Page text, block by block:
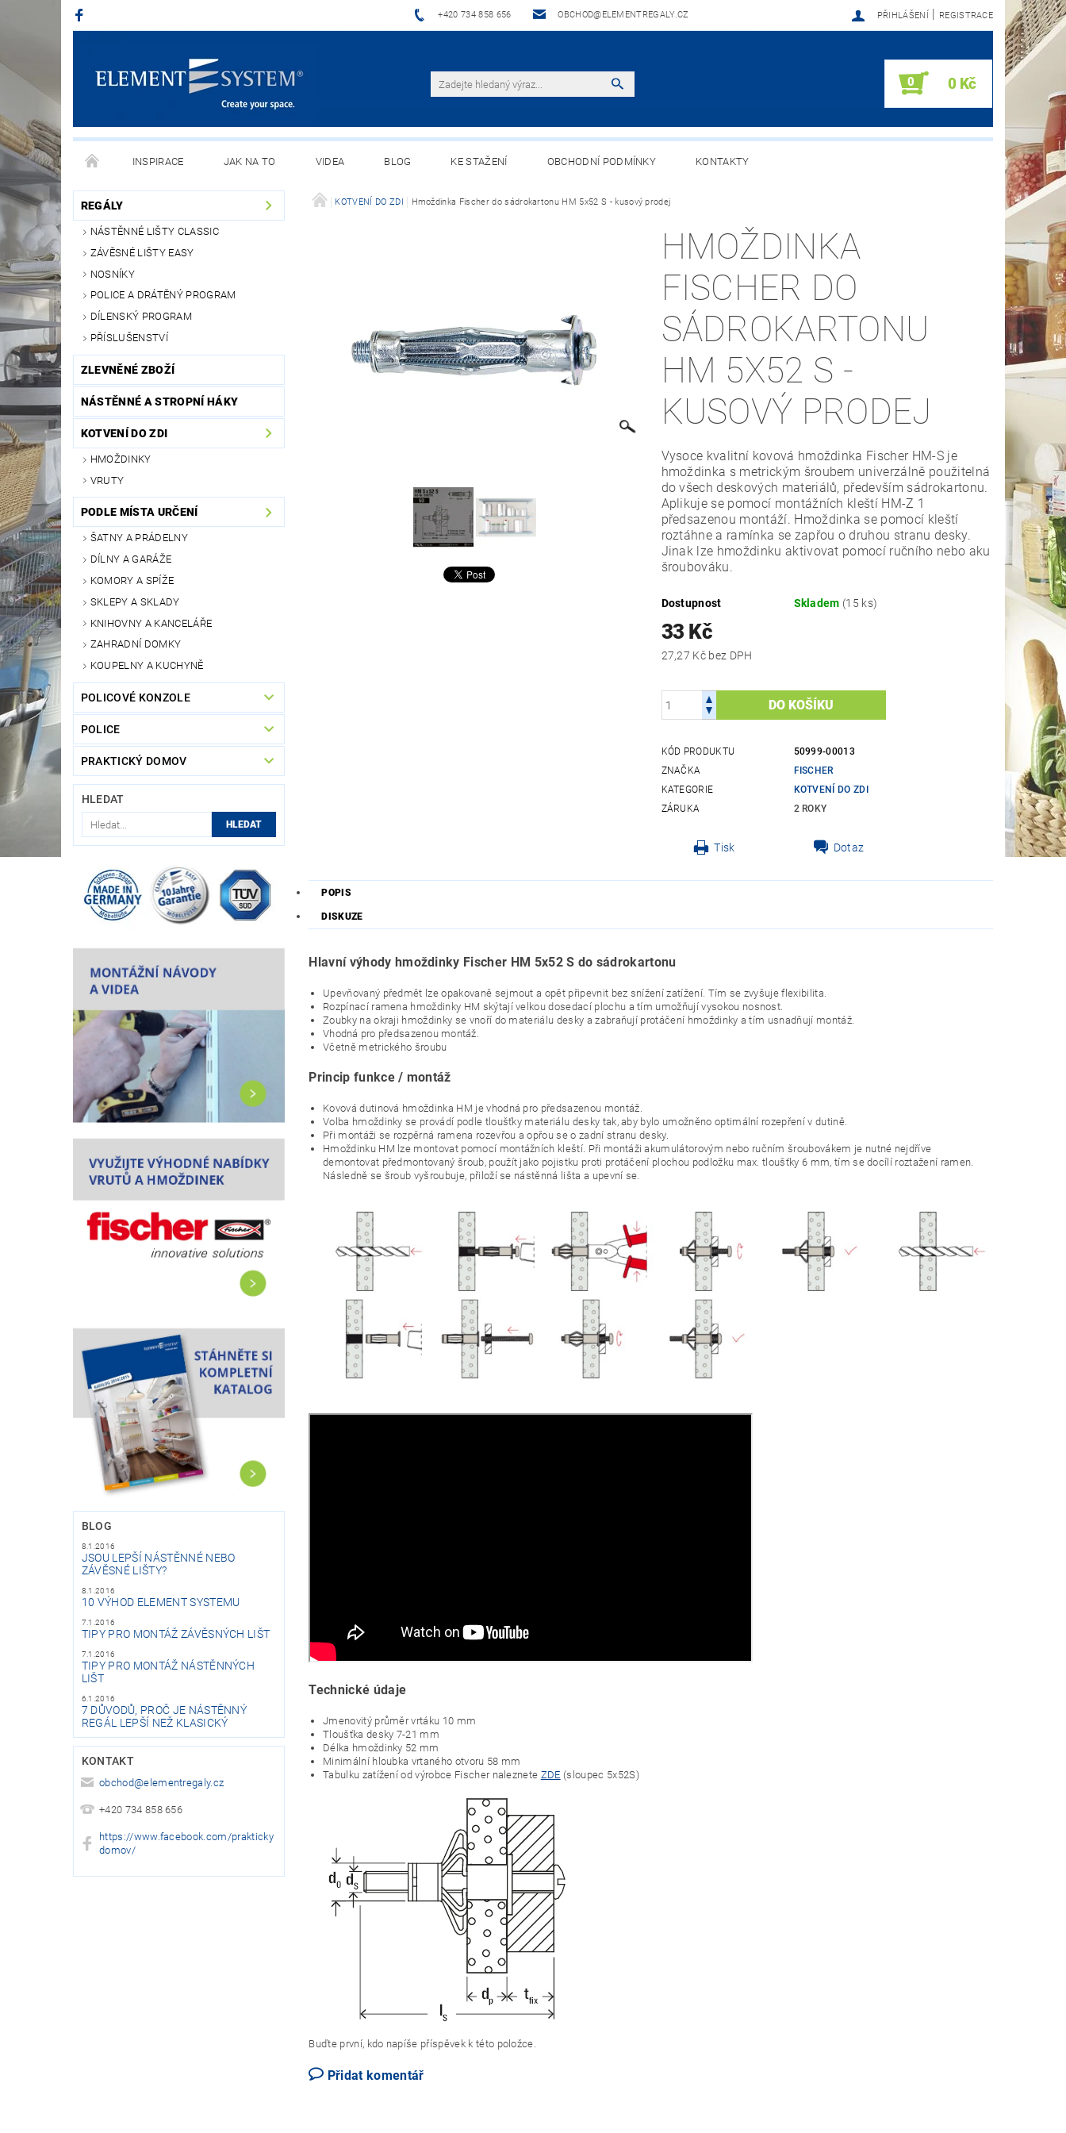
+420 734 858 656 OBCHOD@ELEMENTREGALY.CZ PŘIHLÁŠENÍ | REGISTRACE
0 0 Kč
INSPIRACE JAK NA TO VIDEA BLOG KE STAŽENÍ OBCHODNÍ PODMÍNKY KONTAKTY
REGÁLY
NÁSTĚNNÉ LIŠTY CLASSIC
ZÁVĚSNÉ LIŠTY EASY
NOSNÍKY
POLICE A DRÁTĚNÝ PROGRAM
DÍLENSKÝ PROGRAM
PŘÍSLUŠENSTVÍ
ZLEVNĚNÉ ZBOŽÍ
NÁSTĚNNÉ A STROPNÍ HÁKY
KOTVENÍ DO ZDI
HMOŽDINKY
VRUTY
PODLE MÍSTA URČENÍ
ŠATNY A PRÁDELNY
DÍLNY A GARÁŽE
KOMORY A SPÍŽE
SKLEPY A SKLADY
KNIHOVNY A KANCELÁŘE
ZAHRADNÍ DOMKY
KOUPELNY A KUCHYNĚ
POLICOVÉ KONZOLE
POLICE
PRAKTICKÝ DOMOV
HLEDAT
BLOG
8.1.2016
JSOU LEPŠÍ NÁSTĚNNÉ NEBO
ZÁVĚSNÉ LIŠTY?
8.1.2016
10 VÝHOD ELEMENT SYSTEMU
7.1.2016
TIPY PRO MONTÁŽ ZÁVĚSNÝCH LIŠT
7.1.2016
TIPY PRO MONTÁŽ NÁSTĚNNÝCH
LIŠT
6.1.2016
7 DŮVODŮ, PROČ JE NÁSTĚNNÝ
REGÁL LEPŠÍ NEŽ KLASICKÝ
KONTAKT
obchod@elementregaly.cz
+420 734 858 656
https://www.facebook.com/prakticky
domov/
KOTVENÍ DO ZDI Hmoždinka Fischer do sádrokartonu HM 5x52 S - kusový prodej
HMOŽDINKA
FISCHER DO
SÁDROKARTONU
HM 5X52 S -
KUSOVÝ PRODEJ
Vysoce kvalitní kovová hmoždinka Fischer HM-S je
hmoždinka s metrickým šroubem univerzálně použitelná
do všech deskových materiálů, především sádrokartonu.
Aplikuje se pomocí montážních kleští HM-Z 1
předsazenou montáží. Hmoždinka se pomocí kleští
roztáhne a ramínka se zapřou o druhou stranu desky.
Jinak lze hmoždinku aktivovat pomocí ručního nebo aku
šroubováku.
Dostupnost Skladem (15 ks)
33 Kč
27,27 Kč bez DPH
KÓD PRODUKTU
50999-00013
ZNAČKA
FISCHER
KATEGORIE
KOTVENÍ DO ZDI
ZÁRUKA
2 ROKY
Tisk Dotaz
POPIS
DISKUZE
Hlavní výhody hmoždinky Fischer HM 5x52 S do sádrokartonu
Upevňovaný předmět lze opakovaně sejmout a opět připevnit bez snížení zatížení. Tím se zvyšuje flexibilita.
Rozpínací ramena hmoždinky HM skýtají velkou dosedací plochu a tím umožňují vysokou nosnost.
Zoubky na okraji hmoždinky se vnoří do materiálu desky a zabraňují protáčení hmoždinky a tím usnadňují montáž.
Vhodná pro předsazenou montáž.
Včetně metrického šroubu
Princip funkce / montáž
Kovová dutinová hmoždinka HM je vhodná pro předsazenou montáž.
Volba hmoždinky se provádí podle tloušťky materiálu desky tak, aby bylo umožněno optimální rozepření v dutině.
Při montáži se rozpěrná ramena rozevřou a opřou se o zadní stranu desky.
Hmoždinku HM lze montovat pomocí montážních kleští. Při montáži akumulátorovým nebo ručním šroubovákem je nutné nejdříve
demontovat předmontovaný šroub, použít jako pojistku proti protáčení plochou podložku max. tloušťky 6 mm, tím se docílí roztažení ramen.
Následně se šroub vyšroubuje, přiloží se nástěnná lišta a upevní se.
Technické údaje
Jmenovitý průměr vrtáku 10 mm
Tloušťka desky 7-21 mm
Délka hmoždinky 52 mm
Minimální hloubka vrtaného otvoru 58 mm
Tabulku zatížení od výrobce Fischer naleznete ZDE (sloupec 5x52S)
Buďte první, kdo napíše příspěvek k této položce.
Přidat komentář